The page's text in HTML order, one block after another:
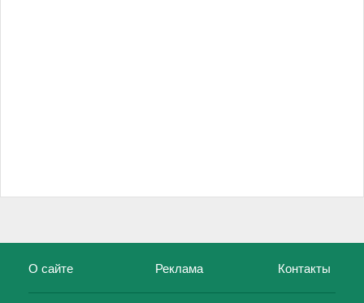
О сайте Реклама Контакты